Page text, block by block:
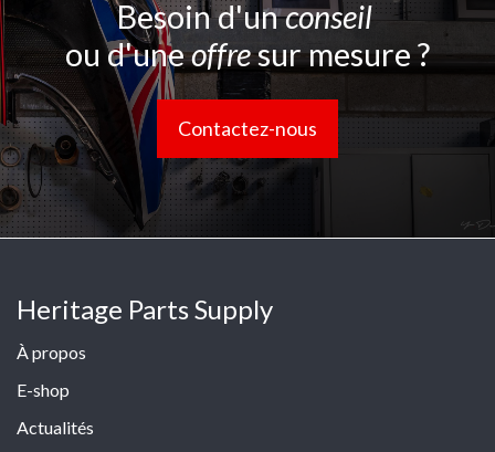
Besoin d'unconseil
ou d'uneoffresur mesure ?
Contactez-nous
Heritage Parts Supply
À propos
E-shop
Actualités